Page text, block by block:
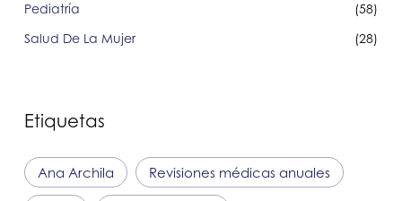
Pediatría
(58)
Salud De La Mujer
(28)
Etiquetas
Ana Archila Revisiones médicas anuales